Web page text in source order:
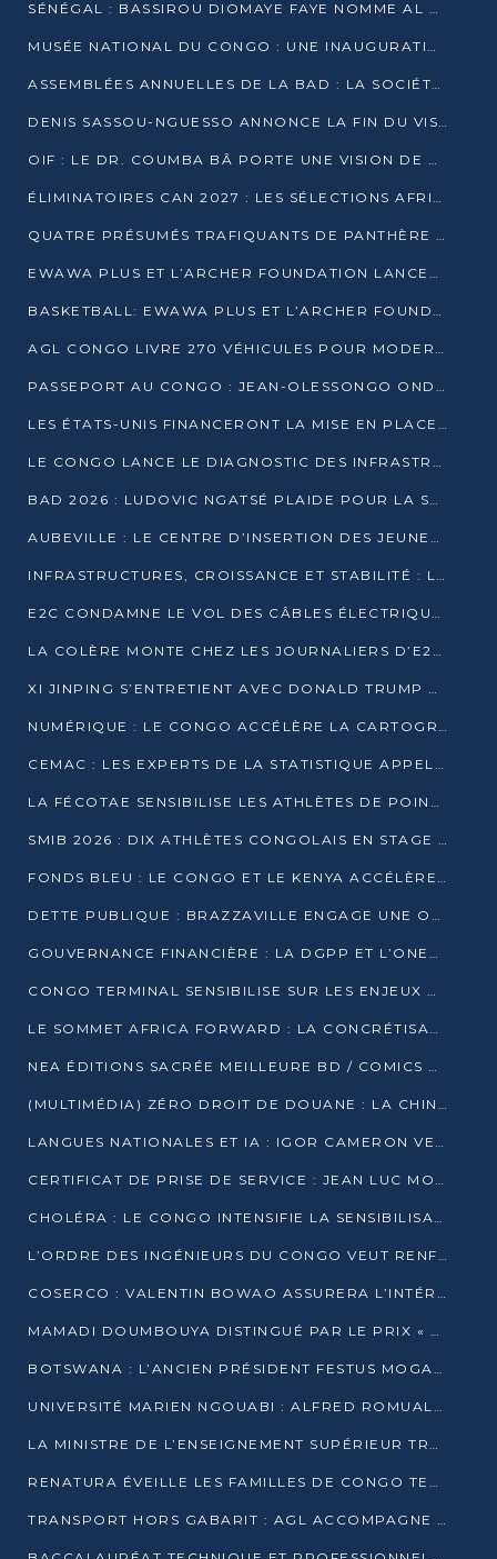
SÉNÉGAL : BASSIROU DIOMAYE FAYE NOMME AL AMINOU LÔ PREMIER MINISTRE
MUSÉE NATIONAL DU CONGO : UNE INAUGURATION PORTEUSE D’ESPOIR POUR LA CULTURE
ASSEMBLÉES ANNUELLES DE LA BAD : LA SOCIÉTÉ CIVILE CONGOLAISE À LA RECHERCHE DE PARTENAIRES POUR SES PROJETS
DENIS SASSOU-NGUESSO ANNONCE LA FIN DU VISA POUR LES AFRICAINS EN 2027
OIF : LE DR. COUMBA BÂ PORTE UNE VISION DE DIALOGUE, DE STABILITÉ ET DE RÉFORME À LA TÊTE
ÉLIMINATOIRES CAN 2027 : LES SÉLECTIONS AFRICAINES CONNAISSENT LEURS ADVERSAIRES
QUATRE PRÉSUMÉS TRAFIQUANTS DE PANTHÈRE ARRÊTÉS À EWO
EWAWA PLUS ET L’ARCHER FOUNDATION LANCENT UN CAMP DE BASKET POUR LES JEUNES À BRAZZAVILLE
BASKETBALL: EWAWA PLUS ET L’ARCHER FOUNDATION LANCENT UN CAMP POUR LES JEUNES
AGL CONGO LIVRE 270 VÉHICULES POUR MODERNISER LE TRANSPORT URBAIN
PASSEPORT AU CONGO : JEAN-OLESSONGO ONDAYE VEUT METTRE FIN AUX LENTEURS ADMINISTRATIVES
LES ÉTATS-UNIS FINANCERONT LA MISE EN PLACE DE JUSQU’À 50 CLINIQUES DE LUTTE CONTRE L’EBOLA
LE CONGO LANCE LE DIAGNOSTIC DES INFRASTRUCTURES SPORTIVES DU COMPLEXE DE KINTÉLÉ
BAD 2026 : LUDOVIC NGATSÉ PLAIDE POUR LA SOUVERAINETÉ FINANCIÈRE AFRICAINE
AUBEVILLE : LE CENTRE D’INSERTION DES JEUNES PRÊT À OUVRIR SES PORTES
INFRASTRUCTURES, CROISSANCE ET STABILITÉ : LA GUINÉE AFFÛTE SES AMBITIONS
E2C CONDAMNE LE VOL DES CÂBLES ÉLECTRIQUES APRÈS UNE VIDÉO VIRALE
LA COLÈRE MONTE CHEZ LES JOURNALIERS D’E2C QUI DÉNONCENT 20 ANS DE PRÉCARITÉ
XI JINPING S’ENTRETIENT AVEC DONALD TRUMP À BEIJING
NUMÉRIQUE : LE CONGO ACCÉLÈRE LA CARTOGRAPHIE DE SES INFRASTRUCTURES DIGITALES
CEMAC : LES EXPERTS DE LA STATISTIQUE APPELLENT À RENFORCER LA SÉCURISATION DES DONNÉES
LA FÉCOTAE SENSIBILISE LES ATHLÈTES DE POINTE-NOIRE À L’HYGIÈNE ALIMENTA
SMIB 2026 : DIX ATHLÈTES CONGOLAIS EN STAGE AU KENYA
FONDS BLEU : LE CONGO ET LE KENYA ACCÉLÈRENT LA MOBILISATION DES FINANCEMENTS
DETTE PUBLIQUE : BRAZZAVILLE ENGAGE UNE OPÉRATION DE RACHAT DE 575 MILLIONS DE DOLLARS
GOUVERNANCE FINANCIÈRE : LA DGPP ET L’ONEC-C VERS UN PARTENARIAT POUR ASSAINIR LES ENTREPRISES PUBLIQUES
CONGO TERMINAL SENSIBILISE SUR LES ENJEUX DE LA SANTÉ MENTALE EN
LE SOMMET AFRICA FORWARD : LA CONCRÉTISATION DE PARTENARIATS ÉQUILIBRÉS ET TOURNÉS VERS L’AVENIR ENTRE LE CONTINENT AFRICAIN ET LA FRANCE
NEA ÉDITIONS SACRÉE MEILLEURE BD / COMICS D’AFRIQUE AU KENYA
(MULTIMÉDIA) ZÉRO DROIT DE DOUANE : LA CHINE ET L’AFRIQUE VERS UNE PROXIMITÉ SANS PRÉCÉDENT (PAPIER GÉNÉRAL)
LANGUES NATIONALES ET IA : IGOR CAMERON VEUT ARRIMER LA STRATÉGIE IA À LA LOI SUR LA RECHERCHE
CERTIFICAT DE PRISE DE SERVICE : JEAN LUC MOUTHOU DÉMENT UNE « FAKE NEWS »
CHOLÉRA : LE CONGO INTENSIFIE LA SENSIBILISATION AU MARCHÉ DE TALANGAÏ
L’ORDRE DES INGÉNIEURS DU CONGO VEUT RENFORCER L’ÉTHIQUE ET LA CRÉDIBILITÉ DE LA PROFESSION
COSERCO : VALENTIN BOWAO ASSURERA L’INTÉRIM À LA TÊTE DU BUREAU EXÉCUTIF NATIONAL
MAMADI DOUMBOUYA DISTINGUÉ PAR LE PRIX « SUPER GRAND BÂTISSEUR BABACAR N’DIAYE »
BOTSWANA : L’ANCIEN PRÉSIDENT FESTUS MOGAE EST MORT À 86 ANS
UNIVERSITÉ MARIEN NGOUABI : ALFRED ROMUALD NGUYA POATY SOUTIENT UNE THÈSE SUR LE PARADOXE DE LA CROISSANCE EN ZONE CEMAC
LA MINISTRE DE L’ENSEIGNEMENT SUPÉRIEUR TRACE SA FEUILLE DE ROUTE
RENATURA ÉVEILLE LES FAMILLES DE CONGO TERMINAL À LA PROTECTION DE L’ENVIRONNEMENT
TRANSPORT HORS GABARIT : AGL ACCOMPAGNE LE DÉVELOPPEMENT DU SECTEUR BRASSICOLE AU CONGO